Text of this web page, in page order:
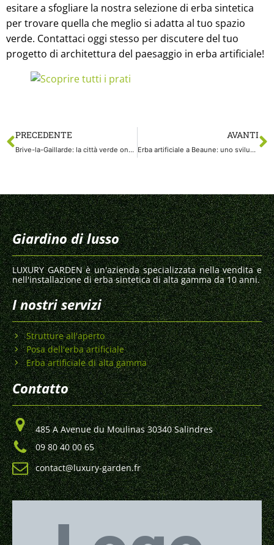
esitare a sfogliare la nostra selezione di erba sintetica
per trovare quella che meglio si adatta al tuo spazio
verde. Contattaci oggi stesso per discutere del tuo
progetto di architettura del paesaggio in erba artificiale!
PRECEDENTE
Brive-la-Gaillarde: la città verde onorata dall’erba artificiale
AVANTI
Erba artificiale a Beaune: uno sviluppo innovativo per una città storica
Giardino di lusso
LUXURY GARDEN è un'azienda specializzata nella vendita e
nell'installazione di erba sintetica di alta gamma da 10 anni.
I nostri servizi
Strutture all'aperto
Posa dell'erba artificiale
Erba artificiale di alta gamma
Contatto
485 A Avenue du Moulinas 30340 Salindres
09 80 40 00 65
contact@luxury-garden.fr